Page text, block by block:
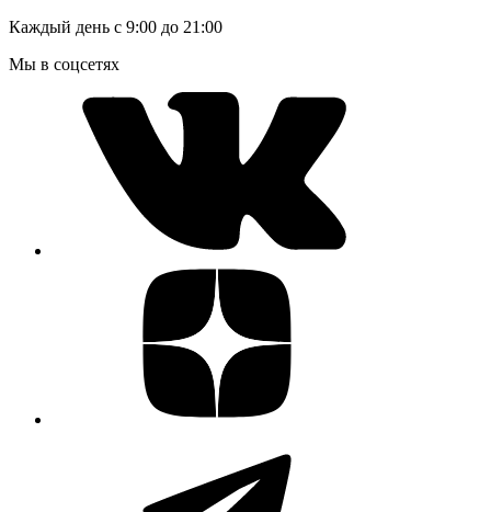
Каждый день с 9:00 до 21:00
Мы в соцсетях